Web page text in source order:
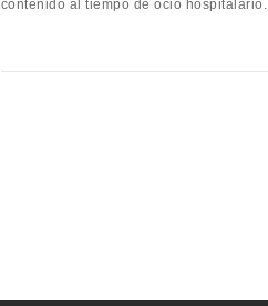
contenido al tiempo de ocio hospitalario.